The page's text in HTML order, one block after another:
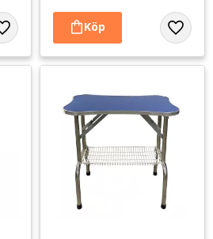
Lägg till i favoriter Lägg